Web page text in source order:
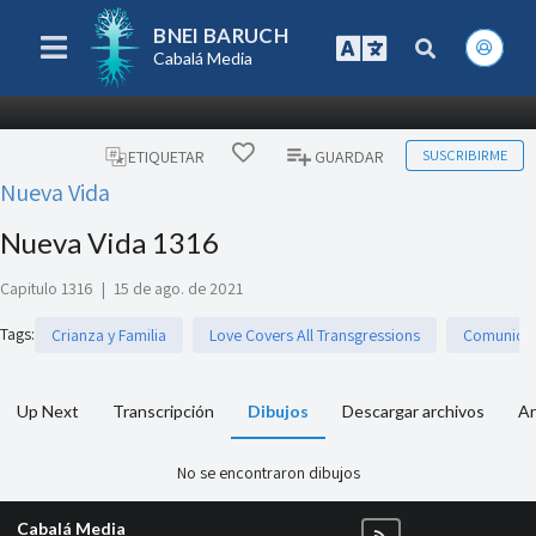
BNEI BARUCH
Cabalá Media
ETIQUETAR GUARDAR SUSCRIBIRME
Nueva Vida
Nueva Vida 1316
Capitulo 1316 | 15 de ago. de 2021
Tags: Crianza y Familia Love Covers All Transgressions
Up Next Transcripción Dibujos Descargar archivos
No se encontraron dibujos
Cabalá Media